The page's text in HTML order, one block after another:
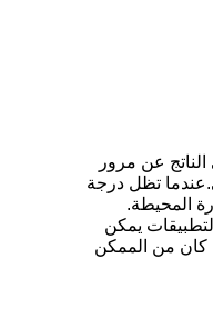
عن مرور
تظل درجة
المحيطة.
في بعض التطبيقات يمكن
كان من الممكن